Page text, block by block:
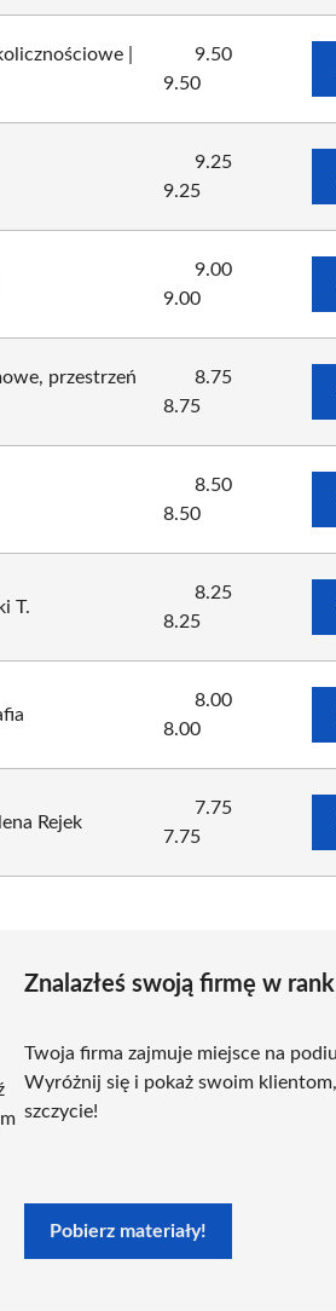
|
9.50
9.50
9.25
9.25
9.00
9.00
przestrzeń
8.75
8.75
8.50
8.50
T.
8.25
8.25
8.00
8.00
Rejek
7.75
7.75
Znalazłeś swoją firmę w
Twoja firma zajmuje miejsce na
Wyróżnij się i pokaż swoim
szczycie!
Pobierz materiały!